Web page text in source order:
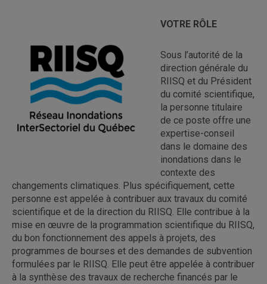
VOTRE RÔLE
Sous l’autorité de la
direction générale du
RIISQ et du Président
du comité scientifique,
la personne titulaire
de ce poste offre une
expertise-conseil
dans le domaine des
inondations dans le
contexte des
changements climatiques. Plus spécifiquement, cette
personne est appelée à contribuer aux travaux du comité
scientifique et de la direction du RIISQ. Elle contribue à la
mise en œuvre de la programmation scientifique du RIISQ,
du bon fonctionnement des appels à projets, des
programmes de bourses et des demandes de subvention
formulées par le RIISQ. Elle peut être appelée à contribuer
à la synthèse des travaux de recherche financés par le